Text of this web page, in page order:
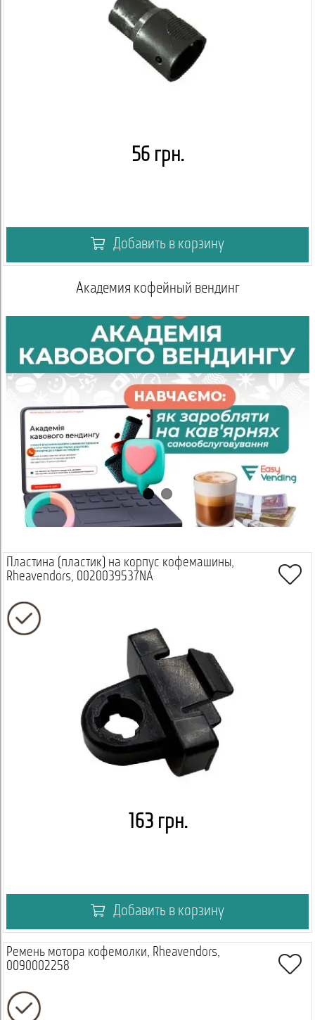
56 грн.
Добавить в корзину
Академия кофейный вендинг
Просмотреть
Пластина (пластик) на корпус кофемашины,
Rheavendors, 0020039537NA
163 грн.
Добавить в корзину
Ремень мотора кофемолки, Rheavendors,
0090002258